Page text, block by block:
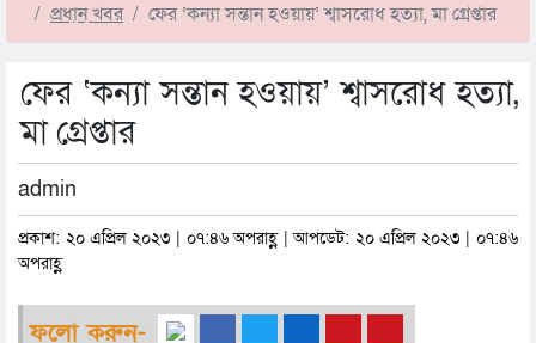
প্রধান খবর ফের ‘কন্যা সন্তান হওয়ায়’ শ্বাসরোধ হত্যা, মা গ্রেপ্তার
ফের ‘কন্যা সন্তান হওয়ায়’ শ্বাসরোধ হত্যা,
মা গ্রেপ্তার
admin
প্রকাশ: ২০ এপ্রিল ২০২৩ | ০৭:৪৬ অপরাহ্ণ | আপডেট: ২০ এপ্রিল ২০২৩ | ০৭:৪৬
অপরাহ্ণ
ফলো করুন-